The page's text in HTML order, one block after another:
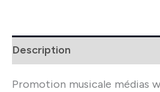
Description
Promotion musicale médias